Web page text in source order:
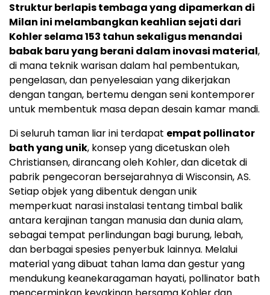
Struktur berlapis tembaga yang dipamerkan di
Milan ini melambangkan keahlian sejati dari
Kohler selama 153 tahun sekaligus menandai
babak baru yang berani dalam inovasi material,
di mana teknik warisan dalam hal pembentukan,
pengelasan, dan penyelesaian yang dikerjakan
dengan tangan, bertemu dengan seni kontemporer
untuk membentuk masa depan desain kamar mandi.
Di seluruh taman liar ini terdapat empat pollinator
bath yang unik, konsep yang dicetuskan oleh
Christiansen, dirancang oleh Kohler, dan dicetak di
pabrik pengecoran bersejarahnya di Wisconsin, AS.
Setiap objek yang dibentuk dengan unik
memperkuat narasi instalasi tentang timbal balik
antara kerajinan tangan manusia dan dunia alam,
sebagai tempat perlindungan bagi burung, lebah,
dan berbagai spesies penyerbuk lainnya. Melalui
material yang dibuat tahan lama dan gestur yang
mendukung keanekaragaman hayati, pollinator bath